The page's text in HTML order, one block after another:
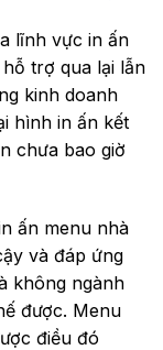
lĩnh vực in ấn
trợ qua lại lẫn
kinh doanh
hình in ấn kết
chưa bao giờ
ấn menu nhà
và đáp ứng
không ngành
được. Menu
điều đó